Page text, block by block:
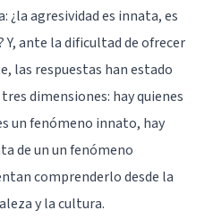
agresividad es innata, es
Y, ante la dificultad de ofrecer
las respuestas han estado
dimensiones: hay quienes
un fenómeno innato, hay
de un un fenómeno
comprenderlo desde la
y la cultura.